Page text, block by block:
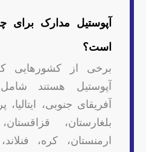
آپوستیل مدارک برای
است؟
برخی از کشورهایی
آپوستیل هستند
آفریقای جنوبی، ایتالیا،
بلغارستان،
ارمنستان، کره،